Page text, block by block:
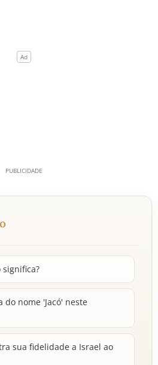
do nome 'Jacó' neste
sua fidelidade a Israel ao